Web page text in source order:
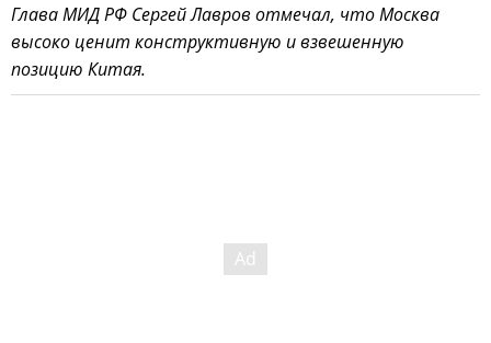
Глава МИД РФ Сергей Лавров отмечал, что Москва
высоко ценит конструктивную и взвешенную
позицию Китая.